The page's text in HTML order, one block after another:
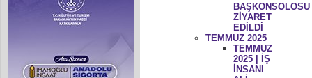
BAŞKONSOLOSU
ZİYARET
EDİLDİ
TEMMUZ 2025
TEMMUZ
2025 | İŞ
İNSANI